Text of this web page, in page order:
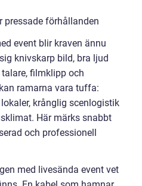
pressade förhållanden
event blir kraven ännu
knivskarp bild, bra ljud
filmklipp och
ramarna vara tuffa:
krånglig scenlogistik
Här märks snabbt
och professionell
med livesända event vet